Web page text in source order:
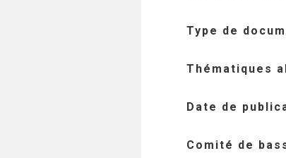
Type de
Thématiques
Date de
Comité de